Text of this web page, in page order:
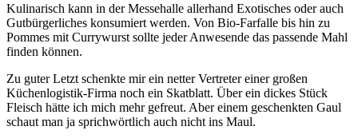
Kulinarisch kann in der Messehalle allerhand Exotisches oder auch
Gutbürgerliches konsumiert werden. Von Bio-Farfalle bis hin zu
Pommes mit Currywurst sollte jeder Anwesende das passende Mahl
finden können.
Zu guter Letzt schenkte mir ein netter Vertreter einer großen
Küchenlogistik-Firma noch ein Skatblatt. Über ein dickes Stück
Fleisch hätte ich mich mehr gefreut. Aber einem geschenkten Gaul
schaut man ja sprichwörtlich auch nicht ins Maul.